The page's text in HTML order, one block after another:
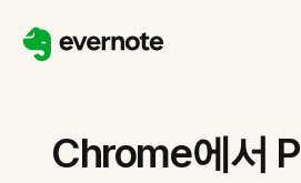
Chrome에서